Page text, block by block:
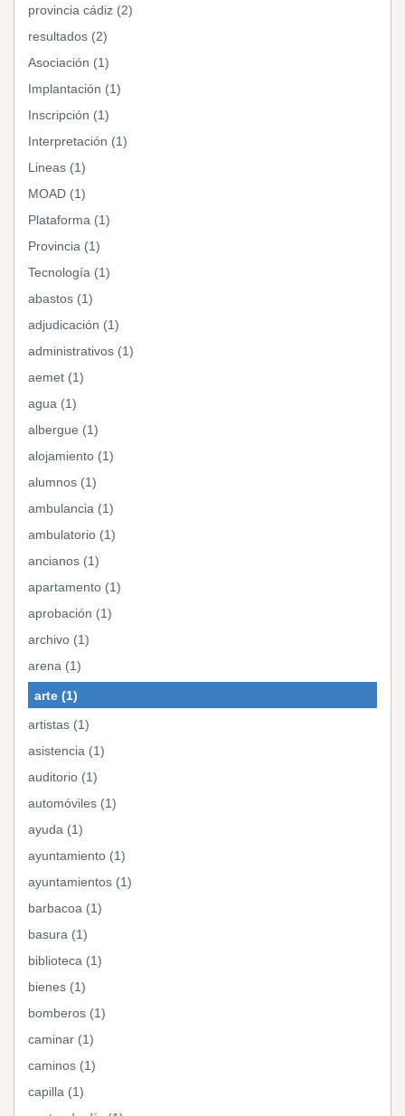
provincia cádiz (2)
resultados (2)
Asociación (1)
Implantación (1)
Inscripción (1)
Interpretación (1)
Lineas (1)
MOAD (1)
Plataforma (1)
Provincia (1)
Tecnología (1)
abastos (1)
adjudicación (1)
administrativos (1)
aemet (1)
agua (1)
albergue (1)
alojamiento (1)
alumnos (1)
ambulancia (1)
ambulatorio (1)
ancianos (1)
apartamento (1)
aprobación (1)
archivo (1)
arena (1)
arte (1)
artistas (1)
asistencia (1)
auditorio (1)
automóviles (1)
ayuda (1)
ayuntamiento (1)
ayuntamientos (1)
barbacoa (1)
basura (1)
biblioteca (1)
bienes (1)
bomberos (1)
caminar (1)
caminos (1)
capilla (1)